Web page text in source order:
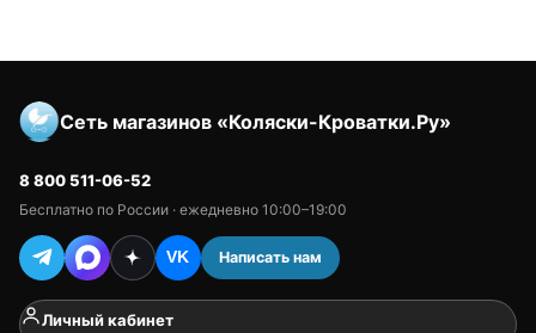
Сеть магазинов «Коляски-Кроватки.Ру»
8 800 511-06-52
Бесплатно по России · ежедневно 10:00–19:00
VK Написать нам
Личный кабинет